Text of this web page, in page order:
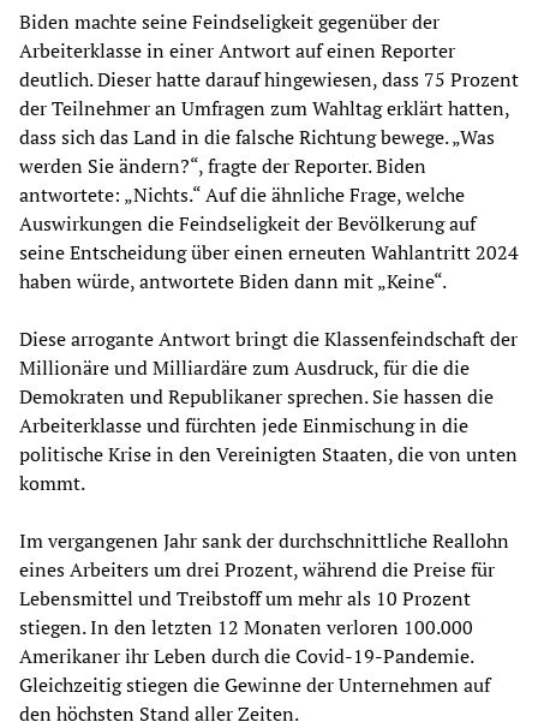
Biden machte seine Feindseligkeit gegenüber der
Arbeiterklasse in einer Antwort auf einen Reporter
deutlich. Dieser hatte darauf hingewiesen, dass 75 Prozent
der Teilnehmer an Umfragen zum Wahltag erklärt hatten,
dass sich das Land in die falsche Richtung bewege. „Was
werden Sie ändern?“, fragte der Reporter. Biden
antwortete: „Nichts.“ Auf die ähnliche Frage, welche
Auswirkungen die Feindseligkeit der Bevölkerung auf
seine Entscheidung über einen erneuten Wahlantritt 2024
haben würde, antwortete Biden dann mit „Keine“.
Diese arrogante Antwort bringt die Klassenfeindschaft der
Millionäre und Milliardäre zum Ausdruck, für die die
Demokraten und Republikaner sprechen. Sie hassen die
Arbeiterklasse und fürchten jede Einmischung in die
politische Krise in den Vereinigten Staaten, die von unten
kommt.
Im vergangenen Jahr sank der durchschnittliche Reallohn
eines Arbeiters um drei Prozent, während die Preise für
Lebensmittel und Treibstoff um mehr als 10 Prozent
stiegen. In den letzten 12 Monaten verloren 100.000
Amerikaner ihr Leben durch die Covid-19-Pandemie.
Gleichzeitig stiegen die Gewinne der Unternehmen auf
den höchsten Stand aller Zeiten.